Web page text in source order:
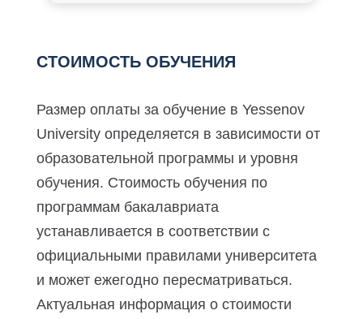
СТОИМОСТЬ ОБУЧЕНИЯ
Размер оплаты за обучение в Yessenov
University определяется в зависимости от
образовательной программы и уровня
обучения. Стоимость обучения по
программам бакалавриата
устанавливается в соответствии с
официальными правилами университета
и может ежегодно пересматриваться.
Актуальная информация о стоимости